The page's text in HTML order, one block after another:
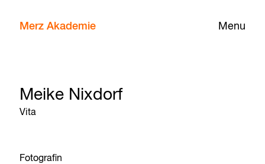
Menu
Merz Akademie
Meike Nixdorf
Vita
Fotografin